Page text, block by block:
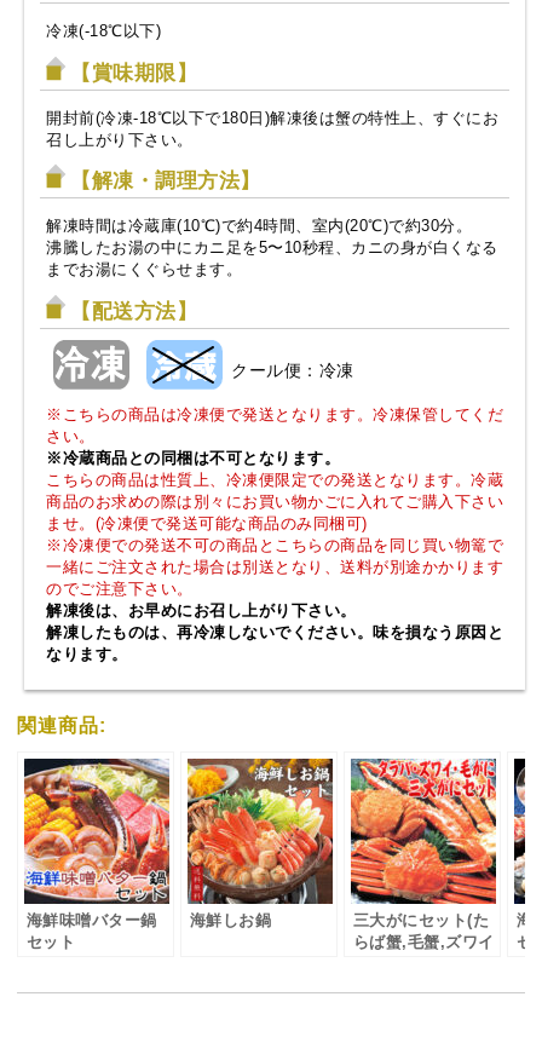
冷凍(-18℃以下)
【賞味期限】
開封前(冷凍-18℃以下で180日)解凍後は蟹の特性上、すぐにお
召し上がり下さい。
【解凍・調理方法】
解凍時間は冷蔵庫(10℃)で約4時間、室内(20℃)で約30分。
沸騰したお湯の中にカニ足を5〜10秒程、カニの身が白くなる
までお湯にくぐらせます。
【配送方法】
クール便：冷凍
※こちらの商品は冷凍便で発送となります。冷凍保管してくだ
さい。
※冷蔵商品との同梱は不可となります。
こちらの商品は性質上、冷凍便限定での発送となります。冷蔵
商品のお求めの際は別々にお買い物かごに入れてご購入下さい
ませ。(冷凍便で発送可能な商品のみ同梱可)
※冷凍便での発送不可の商品とこちらの商品を同じ買い物篭で
一緒にご注文された場合は別送となり、送料が別途かかります
のでご注意下さい。
解凍後は、お早めにお召し上がり下さい。
解凍したものは、再冷凍しないでください。味を損なう原因と
なります。
関連商品:
海鮮味噌バター鍋
セット
海鮮しお鍋
三大がにセット(た
らば蟹,毛蟹,ズワイ
海
セ